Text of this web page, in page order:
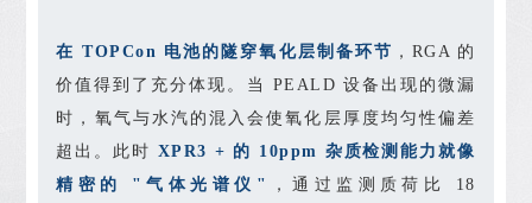
在 TOPCon 电池的隧穿氧化层制备环节 ，RGA 的
价值得到了充分体现。当 PEALD 设备出现的微漏
时，氧气与水汽的混入会使氧化层厚度均匀性偏差
超出。此时 XPR3 + 的 10ppm 杂质检测能力就像
精密的 "气体光谱仪"
，通过监测质荷比 18